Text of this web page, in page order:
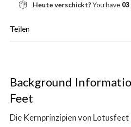
Heute verschickt?You have 03
Teilen
Background
Feet
Die Kernprinzipien von Lotusfeet